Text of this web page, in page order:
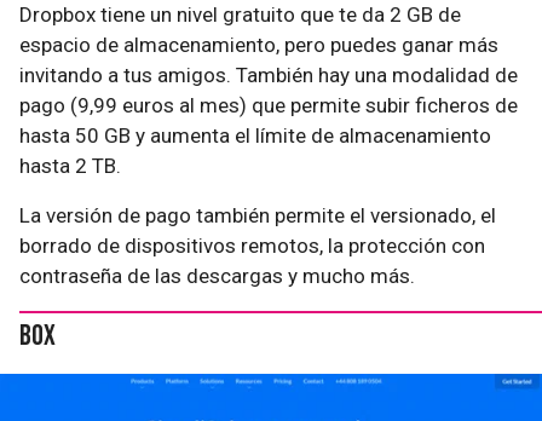
Dropbox tiene un nivel gratuito que te da 2 GB de
espacio de almacenamiento, pero puedes ganar más
invitando a tus amigos. También hay una modalidad de
pago (9,99 euros al mes) que permite subir ficheros de
hasta 50 GB y aumenta el límite de almacenamiento
hasta 2 TB.
La versión de pago también permite el versionado, el
borrado de dispositivos remotos, la protección con
contraseña de las descargas y mucho más.
Box